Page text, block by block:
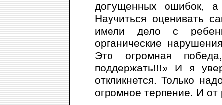
допущенных ошибок, а
Научиться оценивать
имели дело с
органические
Это огромная
поддержать!!!» И я
откликнется. Только
огромное терпение. И от